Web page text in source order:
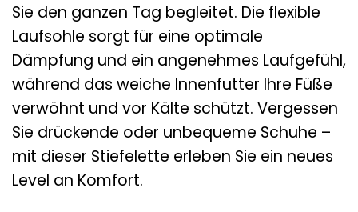
Sie den ganzen Tag begleitet. Die flexible
Laufsohle sorgt für eine optimale
Dämpfung und ein angenehmes Laufgefühl,
während das weiche Innenfutter Ihre Füße
verwöhnt und vor Kälte schützt. Vergessen
Sie drückende oder unbequeme Schuhe –
mit dieser Stiefelette erleben Sie ein neues
Level an Komfort.